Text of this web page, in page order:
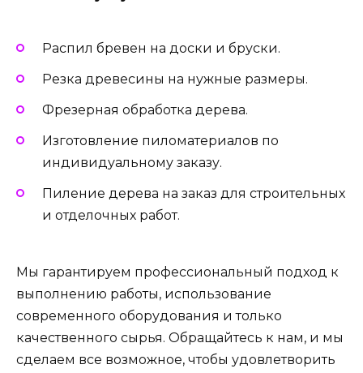
Распил бревен на доски и бруски.
Резка древесины на нужные размеры.
Фрезерная обработка дерева.
Изготовление пиломатериалов по
индивидуальному заказу.
Пиление дерева на заказ для строительных
и отделочных работ.
Мы гарантируем профессиональный подход к
выполнению работы, использование
современного оборудования и только
качественного сырья. Обращайтесь к нам, и мы
сделаем все возможное, чтобы удовлетворить